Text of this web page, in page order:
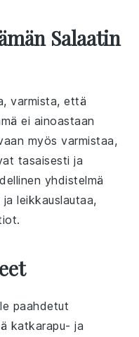
Salaatin
, varmista, että
ei ainoastaan
myös varmistaa,
tasaisesti ja
yhdistelmä
leikkauslautaa,
paahdetut
katkarapu- ja